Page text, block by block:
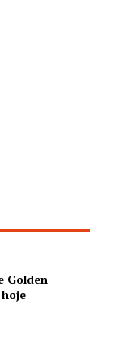
Golden
hoje